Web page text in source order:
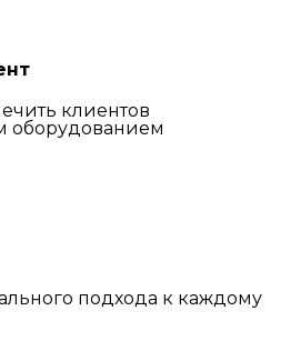
клиентов
оборудованием
подхода к каждому